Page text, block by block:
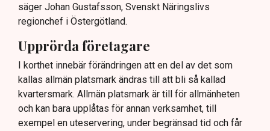
säger Johan Gustafsson, Svenskt Näringslivs
regionchef i Östergötland.
Upprörda företagare
I korthet innebär förändringen att en del av det som
kallas allmän platsmark ändras till att bli så kallad
kvartersmark. Allmän platsmark är till för allmänheten
och kan bara upplåtas för annan verksamhet, till
exempel en uteservering, under begränsad tid och får